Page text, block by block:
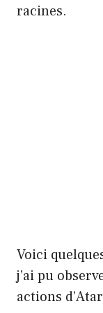
racines.
Voici
j’ai pu
actions